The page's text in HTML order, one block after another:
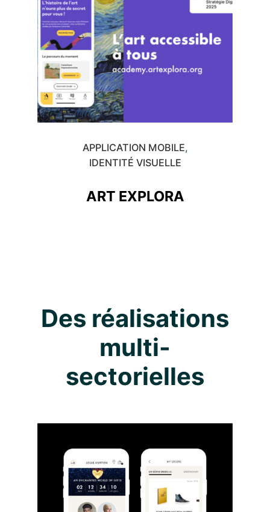
APPLICATION MOBILE
IDENTITÉ VISUELLE
ART EXPLORA
Des réalisations
multi-
sectorielles